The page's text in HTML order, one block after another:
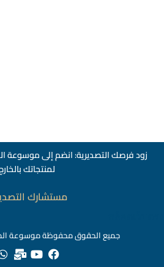
زود فرصك التصديرية: انضم إلى موسوعة
لمنتجاتك
مستشارك
جميع الحقوق محفوظة موسوعة